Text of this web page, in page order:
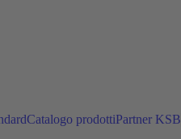
Catalogo prodottiPartner KSB